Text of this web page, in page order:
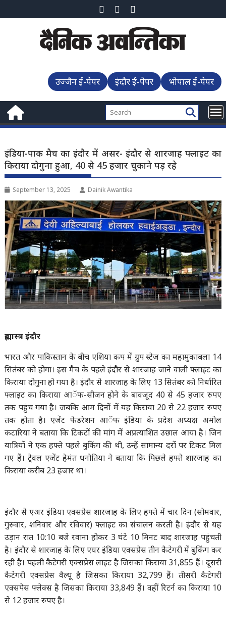
to
उज्जैन ई-पेपर इंदौर ई-पेपर भोपाल ई-पेपर
इंडिया-पाक मैच का इंदौर में असर- इंदौर से शारजाह फ्लाइट का
किराया दोगुना हुआ, 40 से 45 हजार चुकाने पड़ रहे
September 13, 2025 Dainik Awantika
ब्रह्मास्त्र इंदौर
भारत और पाकिस्तान के बीच एशिया कप में ग्रुप स्टेज का महामुकाबला 14
सितंबर को होगा। इस मैच के पहले इंदौर से शारजाह जाने वाली फ्लाइट का
किराया दोगुना हो गया है। इंदौर से शारजाह के लिए 13 सितंबर को निर्धारित
फ्लाइट का किराया आॅफ-सीजन होने के बावजूद 40 से 45 हजार रुपए
तक पहुंच गया है। जबकि आम दिनों में यह किराया 20 से 22 हजार रुपए
तक होता है। एजेंट फेडरेशन आॅफ इंडिया के प्रदेश अध्यक्ष अमोल
कटारिया ने बताया कि टिकटों की मांग में अप्रत्याशित उछाल आया है। जिन
यात्रियों ने एक हफ्ते पहले बुकिंग की थी, उन्हें सामान्य दरों पर टिकट मिल
गए हैं। ट्रेवल एजेंट हेमंत धनोतिया ने बताया कि पिछले हफ्ते शारजाह का
किराया करीब 23 हजार था।
इंदौर से एअर इंडिया एक्सप्रेस शारजाह के लिए हफ्ते में चार दिन (सोमवार,
गुरुवार, शनिवार और रविवार) फ्लाइट का संचालन करती है। इंदौर से यह
उड़ान रात 10:10 बजे रवाना होकर 3 घंटे 10 मिनट बाद शारजाह पहुंचती
है। इंदौर से शारजाह के लिए एयर इंडिया एक्सप्रेस तीन कैटेगरी में बुकिंग कर
रही है। पहली कैटेगरी एक्सप्रेस लाइट है जिसका किराया 31,855 हैं। दूसरी
कैटेगरी एक्सप्रेस वैल्यू है जिसका किराया 32,799 हैं। तीसरी कैटेगरी
एक्सपेस फ्लेक्स है जिसका किराया 33,849 हैं। वहीं रिटर्न का किराया 10
से 12 हजार रुपए है।